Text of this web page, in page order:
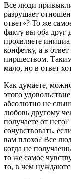
Все люди
разрушает
ответ»? То же
факту вы оба друг
проявляете
конфетку, а в
пиршеством.
мало, но в ответ
Как думаете,
этого
абсолютно не
любовь другому
получаете от
сочувствовать,
вам плохо? Все
когда не
то же самое
то, в чем